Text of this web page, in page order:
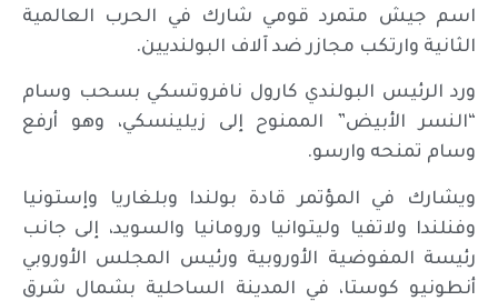
اسم جيش متمرد قومي شارك في الحرب العالمية
الثانية وارتكب مجازر ضد آلاف البولنديين.
ورد الرئيس البولندي كارول نافروتسكي بسحب وسام
“النسر الأبيض” الممنوح إلى زيلينسكي، وهو أرفع
وسام تمنحه وارسو.
ويشارك في المؤتمر قادة بولندا وبلغاريا وإستونيا
وفنلندا ولاتفيا وليتوانيا ورومانيا والسويد، إلى جانب
رئيسة المفوضية الأوروبية ورئيس المجلس الأوروبي
أنطونيو كوستا، في المدينة الساحلية بشمال شرق